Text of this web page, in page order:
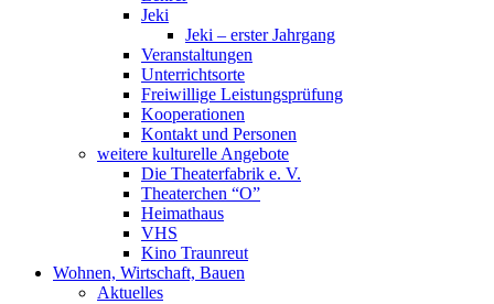
Jeki
Jeki – erster Jahrgang
Veranstaltungen
Unterrichtsorte
Freiwillige Leistungsprüfung
Kooperationen
Kontakt und Personen
weitere kulturelle Angebote
Die Theaterfabrik e. V.
Theaterchen “O”
Heimathaus
VHS
Kino Traunreut
Wohnen, Wirtschaft, Bauen
Aktuelles